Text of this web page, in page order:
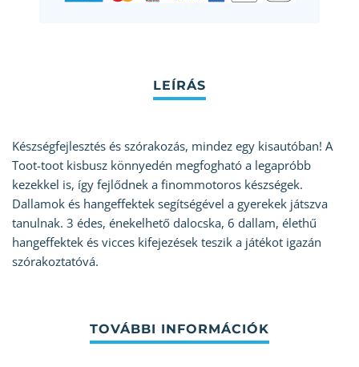
Készségfejlesztés és szórakozás, mindez egy kisautóban! A
Toot-toot kisbusz könnyedén megfogható a legapróbb
kezekkel is, így fejlődnek a finommotoros készségek.
Dallamok és hangeffektek segítségével a gyerekek játszva
tanulnak. 3 édes, énekelhető dalocska, 6 dallam, élethű
hangeffektek és vicces kifejezések teszik a játékot igazán
szórakoztatóvá.